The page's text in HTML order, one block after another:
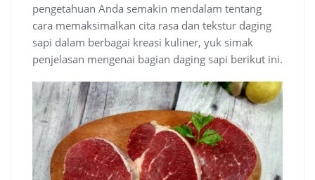
pengetahuan Anda semakin mendalam tentang
cara memaksimalkan cita rasa dan tekstur daging
sapi dalam berbagai kreasi kuliner, yuk simak
penjelasan mengenai bagian daging sapi berikut ini.